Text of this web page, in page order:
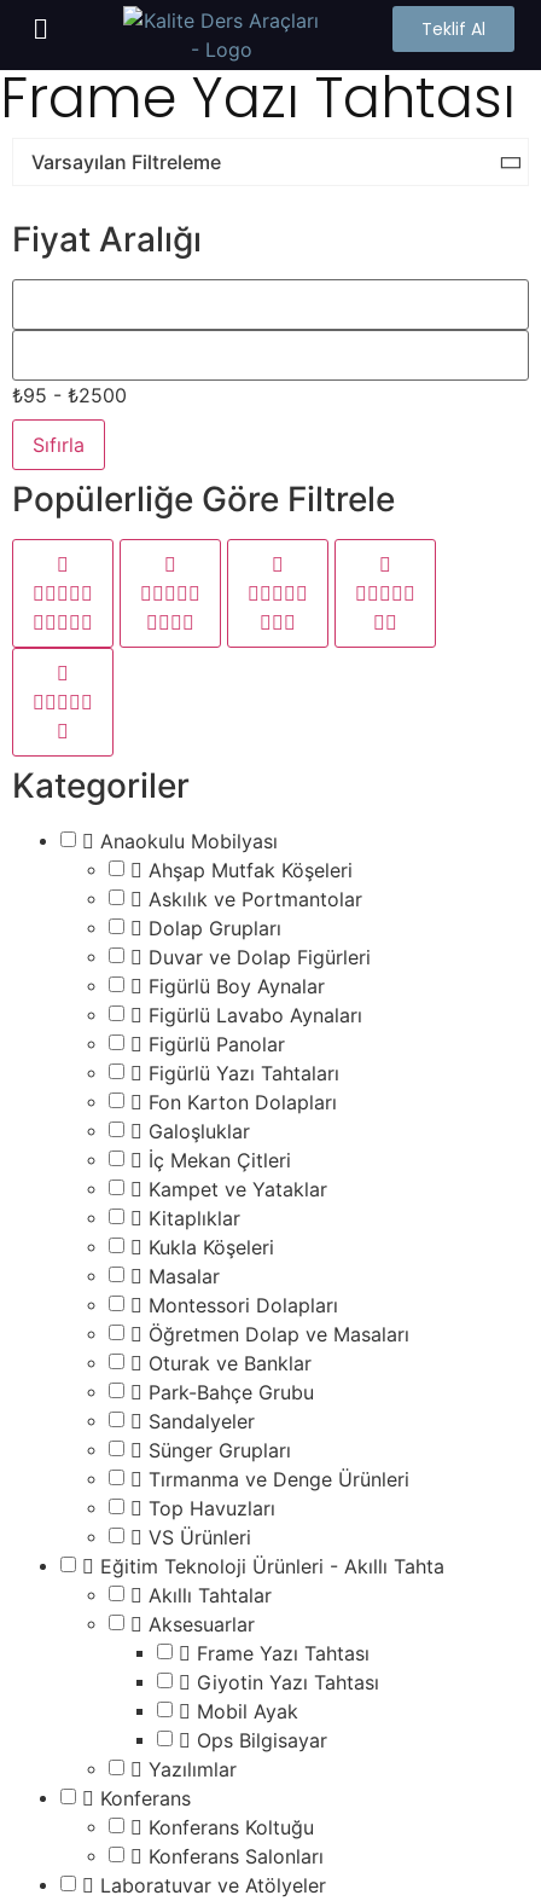
Teklif Al
Frame Yazı Tahtası
Fiyat Aralığı
₺95 - ₺2500
Sıfırla
Popülerliğe Göre Filtrele
Kategoriler
Anaokulu Mobilyası
Ahşap Mutfak Köşeleri
Askılık ve Portmantolar
Dolap Grupları
Duvar ve Dolap Figürleri
Figürlü Boy Aynalar
Figürlü Lavabo Aynaları
Figürlü Panolar
Figürlü Yazı Tahtaları
Fon Karton Dolapları
Galoşluklar
İç Mekan Çitleri
Kampet ve Yataklar
Kitaplıklar
Kukla Köşeleri
Masalar
Montessori Dolapları
Öğretmen Dolap ve Masaları
Oturak ve Banklar
Park-Bahçe Grubu
Sandalyeler
Sünger Grupları
Tırmanma ve Denge Ürünleri
Top Havuzları
VS Ürünleri
Eğitim Teknoloji Ürünleri - Akıllı Tahta
Akıllı Tahtalar
Aksesuarlar
Frame Yazı Tahtası
Giyotin Yazı Tahtası
Mobil Ayak
Ops Bilgisayar
Yazılımlar
Konferans
Konferans Koltuğu
Konferans Salonları
Laboratuvar ve Atölyeler